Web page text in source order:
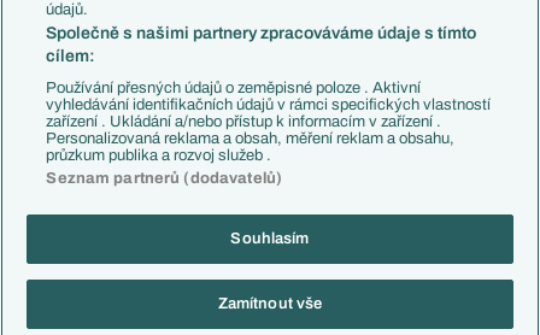
Chelsea FC
Manchester United
AC Milán
Juventus FC
Bayern Mnichov
FC Barcelona
Real Madrid
Copyright © 2001-2026 EuroFotbal.cz. Využíváme zpravodajství ČTK.
Informace o zpracování osobních údajů
údajů.
Společně s našimi partnery zpracováváme údaje s tímto
cílem:
Používání přesných údajů o zeměpisné poloze . Aktivní
vyhledávání identifikačních údajů v rámci specifických vlastností
zařízení . Ukládání a/nebo přístup k informacím v zařízení .
Personalizovaná reklama a obsah, měření reklam a obsahu,
průzkum publika a rozvoj služeb .
Seznam partnerů (dodavatelů)
Souhlasím
Zamítnout vše